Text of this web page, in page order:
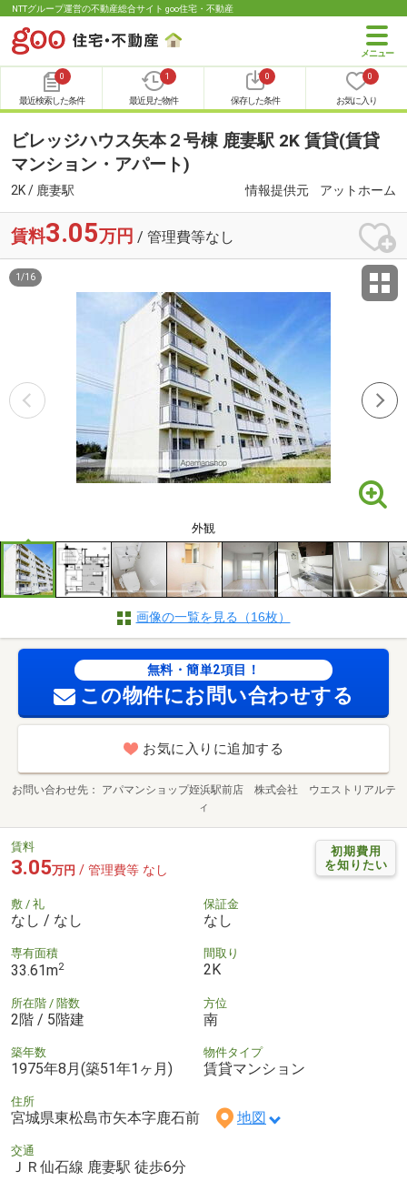
NTTグループ運営の不動産総合サイト goo住宅・不動産
0
最近検索した条件
1
最近見た物件
0
保存した条件
0
お気に入り
ビレッジハウス矢本２号棟 鹿妻駅 2K 賃貸(賃貸
マンション・アパート)
2K / 鹿妻駅 情報提供元 アットホーム
賃料3.05万円 / 管理費等なし
外観
1 /16
画像の一覧を見る（16枚）
無料・簡単2項目！
この物件にお問い合わせする
お気に入りに追加する
お問い合わせ先
アパマンショップ姪浜駅前店 株式会社 ウエストリアルテ
ィ
初期費用
を知りたい
賃料
3.05万円 / 管理費等 なし
敷 / 礼
なし / なし
保証金
なし
専有面積
33.61m2
間取り
2K
所在階 / 階数
2階 / 5階建
方位
南
築年数
1975年8月(築51年1ヶ月)
物件タイプ
賃貸マンション
住所
宮城県東松島市矢本字鹿石前 地図
交通
ＪＲ仙石線 鹿妻駅 徒歩6分